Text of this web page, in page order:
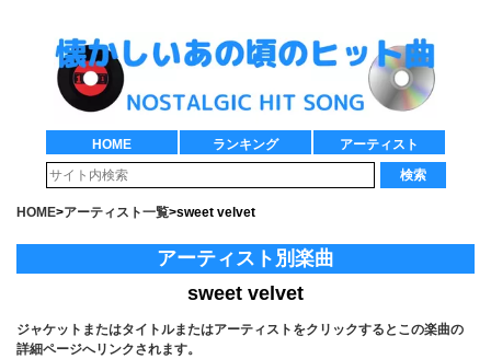
HOME ランキング
アーティスト
検索
HOME>アーティスト一覧>sweet velvet
アーティスト別楽曲
sweet velvet
ジャケットまたはタイトルまたはアーティストをクリックするとこの楽曲の
詳細ページへリンクされます。